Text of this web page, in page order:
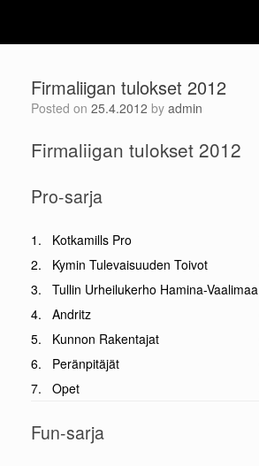
content
Firmaliigan tulokset 2012
Posted on 25.4.2012 by admin
Firmaliigan tulokset 2012
Pro-sarja
1. Kotkamills Pro
2.
Kymin Tulevaisuuden Toivot
3.
Tullin Urheilukerho Hamina-Vaalimaa
4.
Andritz
5.
Kunnon Rakentajat
6.
Peränpitäjät
7.
Opet
Fun-sarja